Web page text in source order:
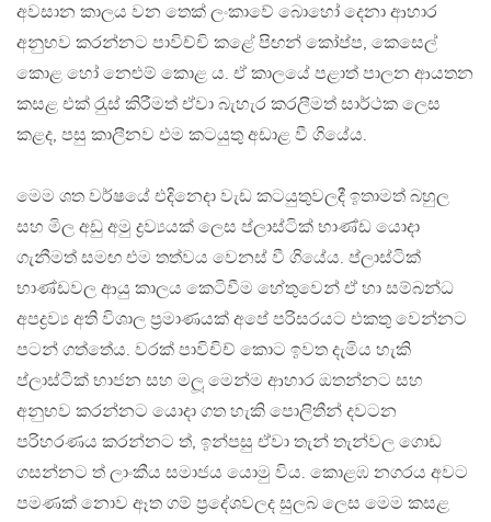
අවසාන කාලය වන තෙක් ලංකාවේ බොහෝ දෙනා ආහාර
අනුභව කරන්නට පාවිච්චි කළේ පිඟන් කෝප්ප, කෙසෙල්
කොළ හෝ නෙළුම් කොළ ය. ඒ කාලයේ පළාත් පාලන ආයතන
කසළ එක් රැුස් කිරීමත් ඒවා බැහැර කරලීමත් සාර්ථක ලෙස
කළද, පසු කාලීනව එම කටයුතු අඩාළ වී ගියේය.
මෙම ශත වර්ෂයේ එදිනෙදා වැඩ කටයුතුවලදී ඉතාමත් බහුල
සහ මිල අඩු අමු ද්‍රව්‍යයක් ලෙස ප්ලාස්ටික් භාණ්ඩ යොදා
ගැනීමත් සමඟ එම තත්වය වෙනස් වී ගියේය. ප්ලාස්ටික්
භාණ්ඩවල ආයු කාලය කෙටිවීම හේතුවෙන් ඒ හා සම්බන්ධ
අපද්‍රව්‍ය අති විශාල ප‍්‍රමාණයක් අපේ පරිසරයට එකතු වෙන්නට
පටන් ගත්තේය. වරක් පාවිචිච් කොට ඉවත දැමිය හැකි
ප්ලාස්ටික් භාජන සහ මලූ මෙන්ම ආහාර ඔතන්නට සහ
අනුභව කරන්නට යොදා ගත හැකි පොලිතීන් දවටන
පරිහරණය කරන්නට ත්, ඉන්පසු ඒවා තැන් තැන්වල ගොඩ
ගසන්නට ත් ලාංකීය සමාජය යොමු විය. කොළඹ නගරය අවට
පමණක් නොව ඈත ගම් ප‍්‍රදේශවලද සුලබ ලෙස මෙම කසළ